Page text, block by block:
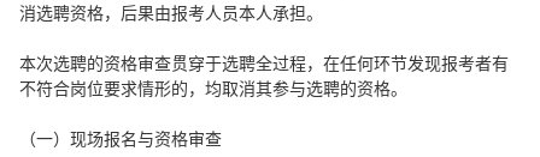
消选聘资格，后果由报考人员本人承担。
本次选聘的资格审查贯穿于选聘全过程，在任何环节发现报考者有
不符合岗位要求情形的，均取消其参与选聘的资格。
（一）现场报名与资格审查